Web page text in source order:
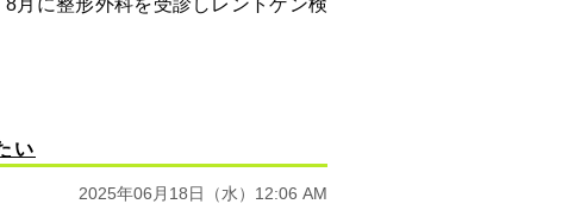
月に整形外科を受診しレントゲン検
い
2025年06月18日（水）12:06 AM